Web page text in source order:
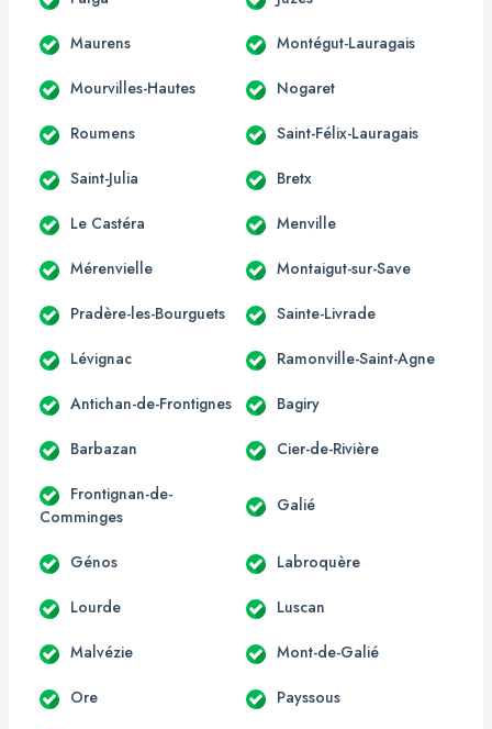
Maurens Montégut-Lauragais
Mourvilles-Hautes Nogaret
Roumens Saint-Félix-Lauragais
Saint-Julia Bretx
Le Castéra Menville
Mérenvielle Montaigut-sur-Save
Pradère-les-Bourguets Sainte-Livrade
Lévignac Ramonville-Saint-Agne
Antichan-de-Frontignes Bagiry
Barbazan Cier-de-Rivière
Frontignan-de-
Comminges
Galié
Génos Labroquère
Lourde Luscan
Malvézie Mont-de-Galié
Ore Payssous